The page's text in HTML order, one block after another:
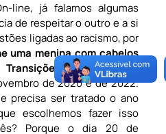
line, já falamos algumas
de respeitar o outro e a si
ligadas ao racismo, por
uma menina com cabelos
Transições , publicados
de 2020 e de 2022.
precisa ser tratado o ano
escolhemos fazer isso
Porque o dia 20 de